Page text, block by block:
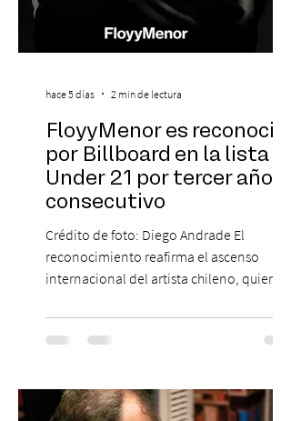
FloyyMenor es reconocido
por Billboard en la lista 21
Under 21 por tercer año
consecutivo
Crédito de foto: Diego Andrade El
reconocimiento reafirma el ascenso
internacional del artista chileno, quien
en la escena global. MIAMI, FL (3 de agosto
de 2026) — FloyyMenor ha sido
Under 21 por tercer año consecutivo,
formando parte una vez más de la
hace 5 días 2 min de lectura